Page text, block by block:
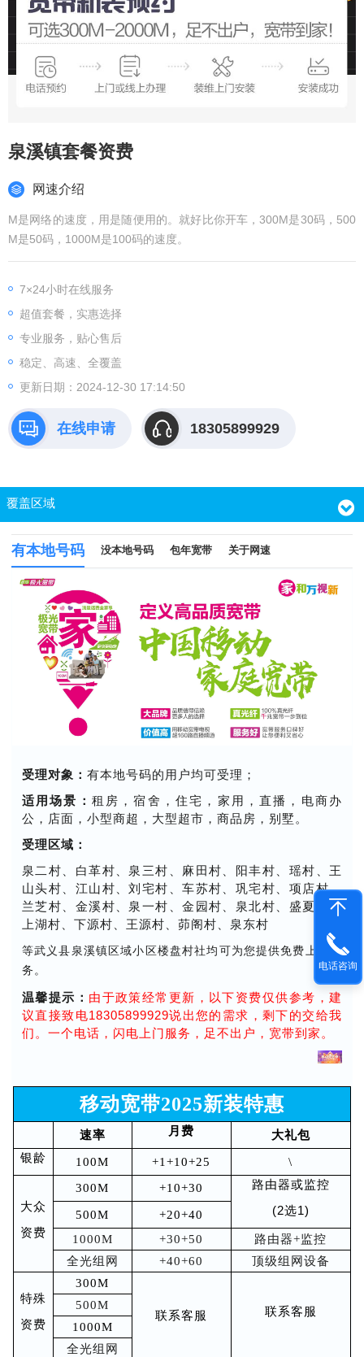
泉溪镇套餐资费
网速介绍
M是网络的速度，用是随便用的。就好比你开车，300M是30码，500
M是50码，1000M是100码的速度。
7×24小时在线服务
超值套餐，实惠选择
专业服务，贴心售后
稳定、高速、全覆盖
更新日期：2024-12-30 17:14:50
在线申请 18305899929
覆盖区域
有本地号码 没本地号码 包年宽带 关于网速
受理对象： 有本地号码的用户均可受理；
适用场景： 租房，宿舍，住宅，家用，直播，电商办
公，店面，小型商超，大型超市，商品房，别墅。
受理区域：
泉二村、白革村、泉三村、麻田村、阳丰村、瑶村、王
山头村、江山村、刘宅村、车苏村、巩宅村、项店村、
兰芝村、金溪村、泉一村、金园村、泉北村、盛夏村、
上湖村、下源村、王源村、茆阁村、泉东村
等武义县泉溪镇区域小区楼盘村社均可为您提供免费上门服
务。
温馨提示： 由于政策经常更新，以下资费仅供参考，建
议直接致电18305899929说出您的需求，剩下的交给我
们。一个电话，闪电上门服务，足不出户，宽带到家。
移动宽带2025新装特惠
速率 月费 大礼包
银龄 100M +1+10+25 \
大众
资费
300M +10+30 路由器或监控
(2选1)
500M
+20+40
1000M
+30+50
路由器+监控
全光组网
+40+60 顶级组网设备
特殊
资费
300M
联系客服 联系客服
500M
1000M
全光组网
电话咨询